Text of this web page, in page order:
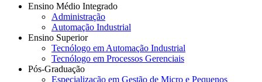
Ensino Médio Integrado
Administração
Automação Industrial
Ensino Superior
Tecnólogo em Automação Industrial
Tecnólogo em Processos Gerenciais
Pós-Graduação
Especialização em Gestão de Micro e Pequenos